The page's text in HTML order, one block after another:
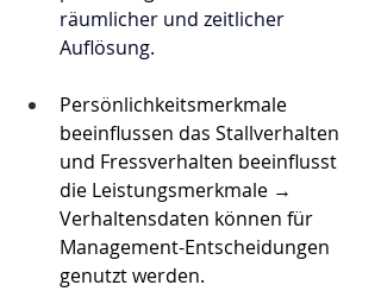
räumlicher und zeitlicher
Auflösung.
Persönlichkeitsmerkmale
beeinflussen das Stallverhalten
und Fressverhalten beeinflusst
die Leistungsmerkmale →
Verhaltensdaten können für
Management-Entscheidungen
genutzt werden.